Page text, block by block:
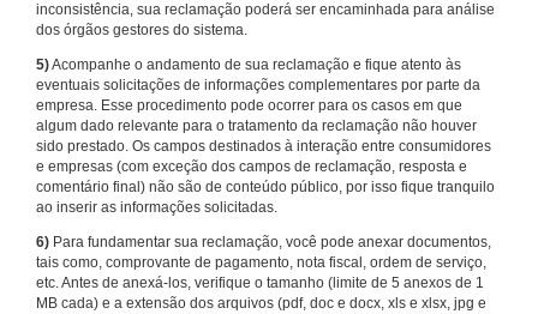
inconsistência, sua reclamação poderá ser encaminhada para análise
dos órgãos gestores do sistema.
5)Acompanhe o andamento de sua reclamação e fique atento às
eventuais solicitações de informações complementares por parte da
empresa. Esse procedimento pode ocorrer para os casos em que
algum dado relevante para o tratamento da reclamação não houver
sido prestado. Os campos destinados à interação entre consumidores
e empresas (com exceção dos campos de reclamação, resposta e
comentário final) não são de conteúdo público, por isso fique tranquilo
ao inserir as informações solicitadas.
6) Para fundamentar sua reclamação, você pode anexar documentos,
tais como, comprovante de pagamento, nota fiscal, ordem de serviço,
etc. Antes de anexá-los, verifique o tamanho (limite de 5 anexos de 1
MB cada) e a extensão dos arquivos (pdf, doc e docx, xls e xlsx, jpg e